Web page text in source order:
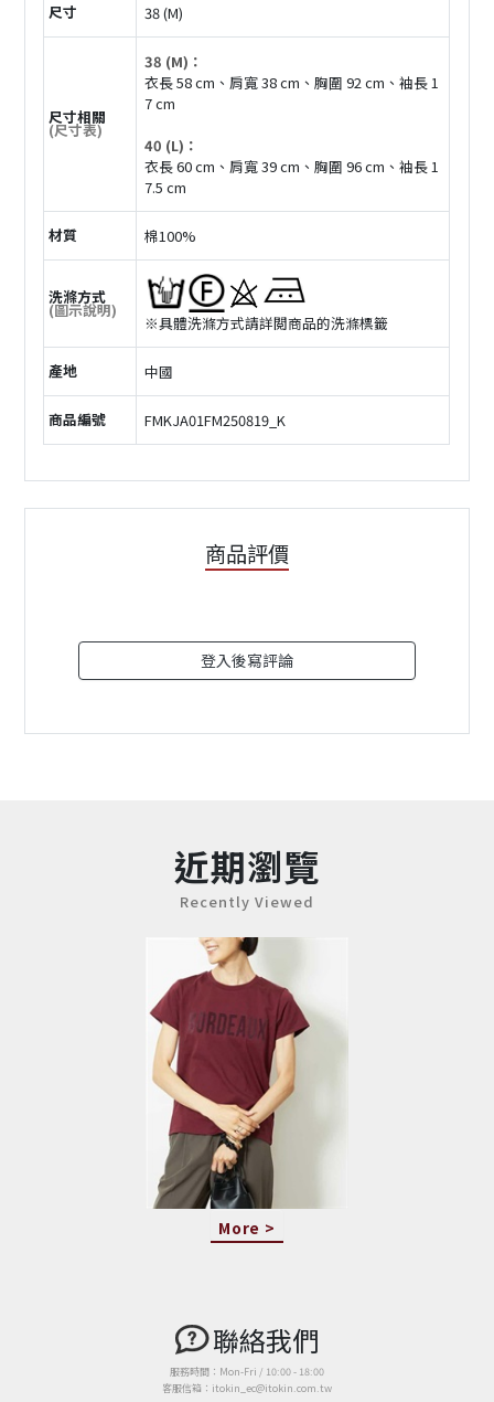
尺寸 38 (M)
尺寸相關
(尺寸表)
38 (M)：
衣長 58 cm、肩寬 38 cm、胸圍 92 cm、袖長 1
7 cm
40 (L)：
衣長 60 cm、肩寬 39 cm、胸圍 96 cm、袖長 1
7.5 cm
材質 棉100%
洗滌方式
(圖示說明)
※具體洗滌方式請詳閲商品的洗滌標籤
產地 中國
商品編號 FMKJA01FM250819_K
商品評價
登入後寫評論
近期瀏覽
Recently Viewed
More >
聯絡我們
服務時間：Mon-Fri / 10:00 - 18:00
客服信箱：itokin_ec@itokin.com.tw